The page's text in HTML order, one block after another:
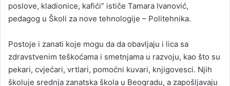
poslove, kladionice, kafići” ističe Tamara Ivanović,
pedagog u Školi za nove tehnologije – Politehnika.
Postoje i zanati koje mogu da da obavljaju i lica sa
zdravstvenim teškoćama i smetnjama u razvoju, kao što su
pekari, cvjećari, vrtlari, pomoćni kuvari, knjigovesci. Njih
školuje srednja zanatska škola u Beogradu, a zapošljavaju